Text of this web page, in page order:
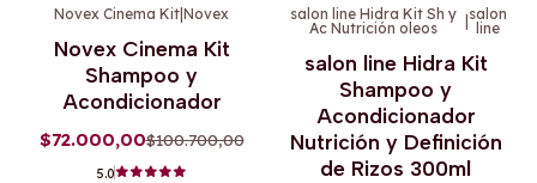
Novex Cinema Kit Novex
Novex Cinema Kit
Shampoo y
Acondicionador
$72.000,00$100.700,00
5.0
salon line Hidra Kit Sh y
Ac Nutrición oleos
salon
line
salon line Hidra Kit
Shampoo y
Acondicionador
Nutrición y Definición
de Rizos 300ml